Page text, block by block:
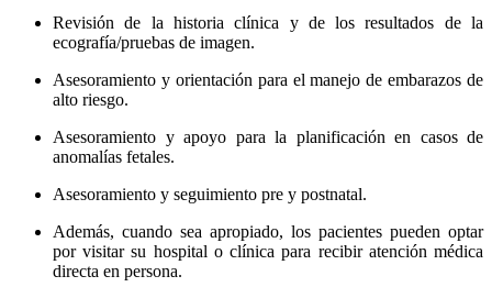
Revisión de la historia clínica y de los resultados de la
ecografía/pruebas de imagen.
Asesoramiento y orientación para el manejo de embarazos de
alto riesgo.
Asesoramiento y apoyo para la planificación en casos de
anomalías fetales.
Asesoramiento y seguimiento pre y postnatal.
Además, cuando sea apropiado, los pacientes pueden optar
por visitar su hospital o clínica para recibir atención médica
directa en persona.